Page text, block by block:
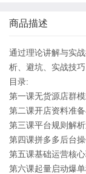
商品描述
通过理论讲解与实
析、避坑、实战技
目录:
第一课无货源店群
第二课开店资料准
第三课平台规则解
第四课拼多多后台
第五课基础运营核
第六课起量启动爆